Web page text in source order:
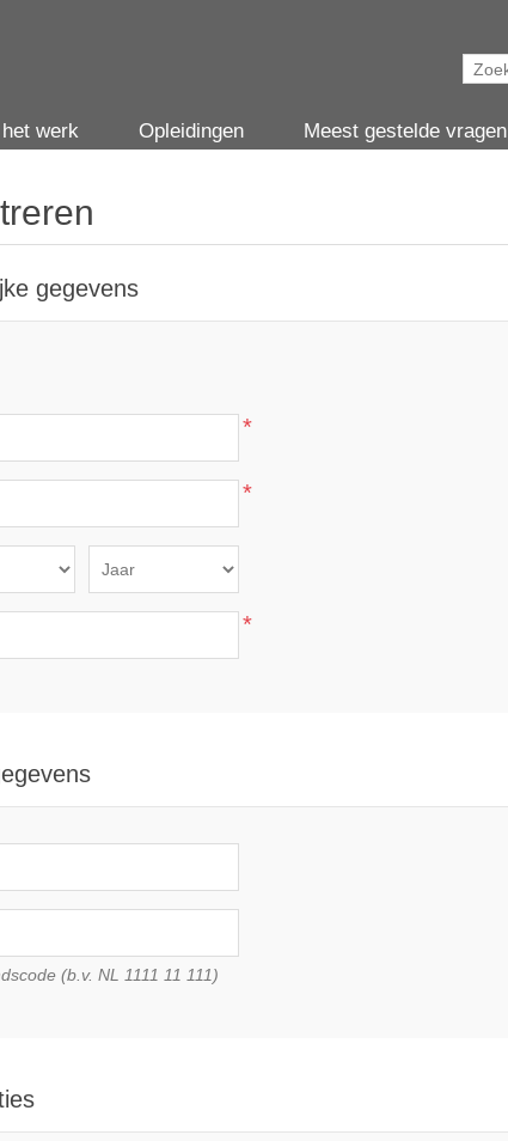
werk Opleidingen Meest gestelde vragen
gegevens
*
*
*
(b.v. NL 1111 11 111)